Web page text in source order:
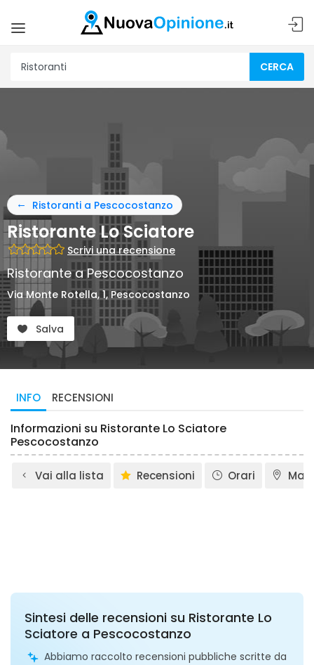
CERCA
Ristoranti a Pescocostanzo
Ristorante Lo Sciatore
Scrivi una recensione
Ristorante a Pescocostanzo
Via Monte Rotella, 1, Pescocostanzo
Salva
INFO RECENSIONI
Informazioni su Ristorante Lo Sciatore
Pescocostanzo
Vai alla lista Recensioni Orari
Sintesi delle recensioni su Ristorante Lo
Sciatore a Pescocostanzo
Abbiamo raccolto recensioni pubbliche scritte da